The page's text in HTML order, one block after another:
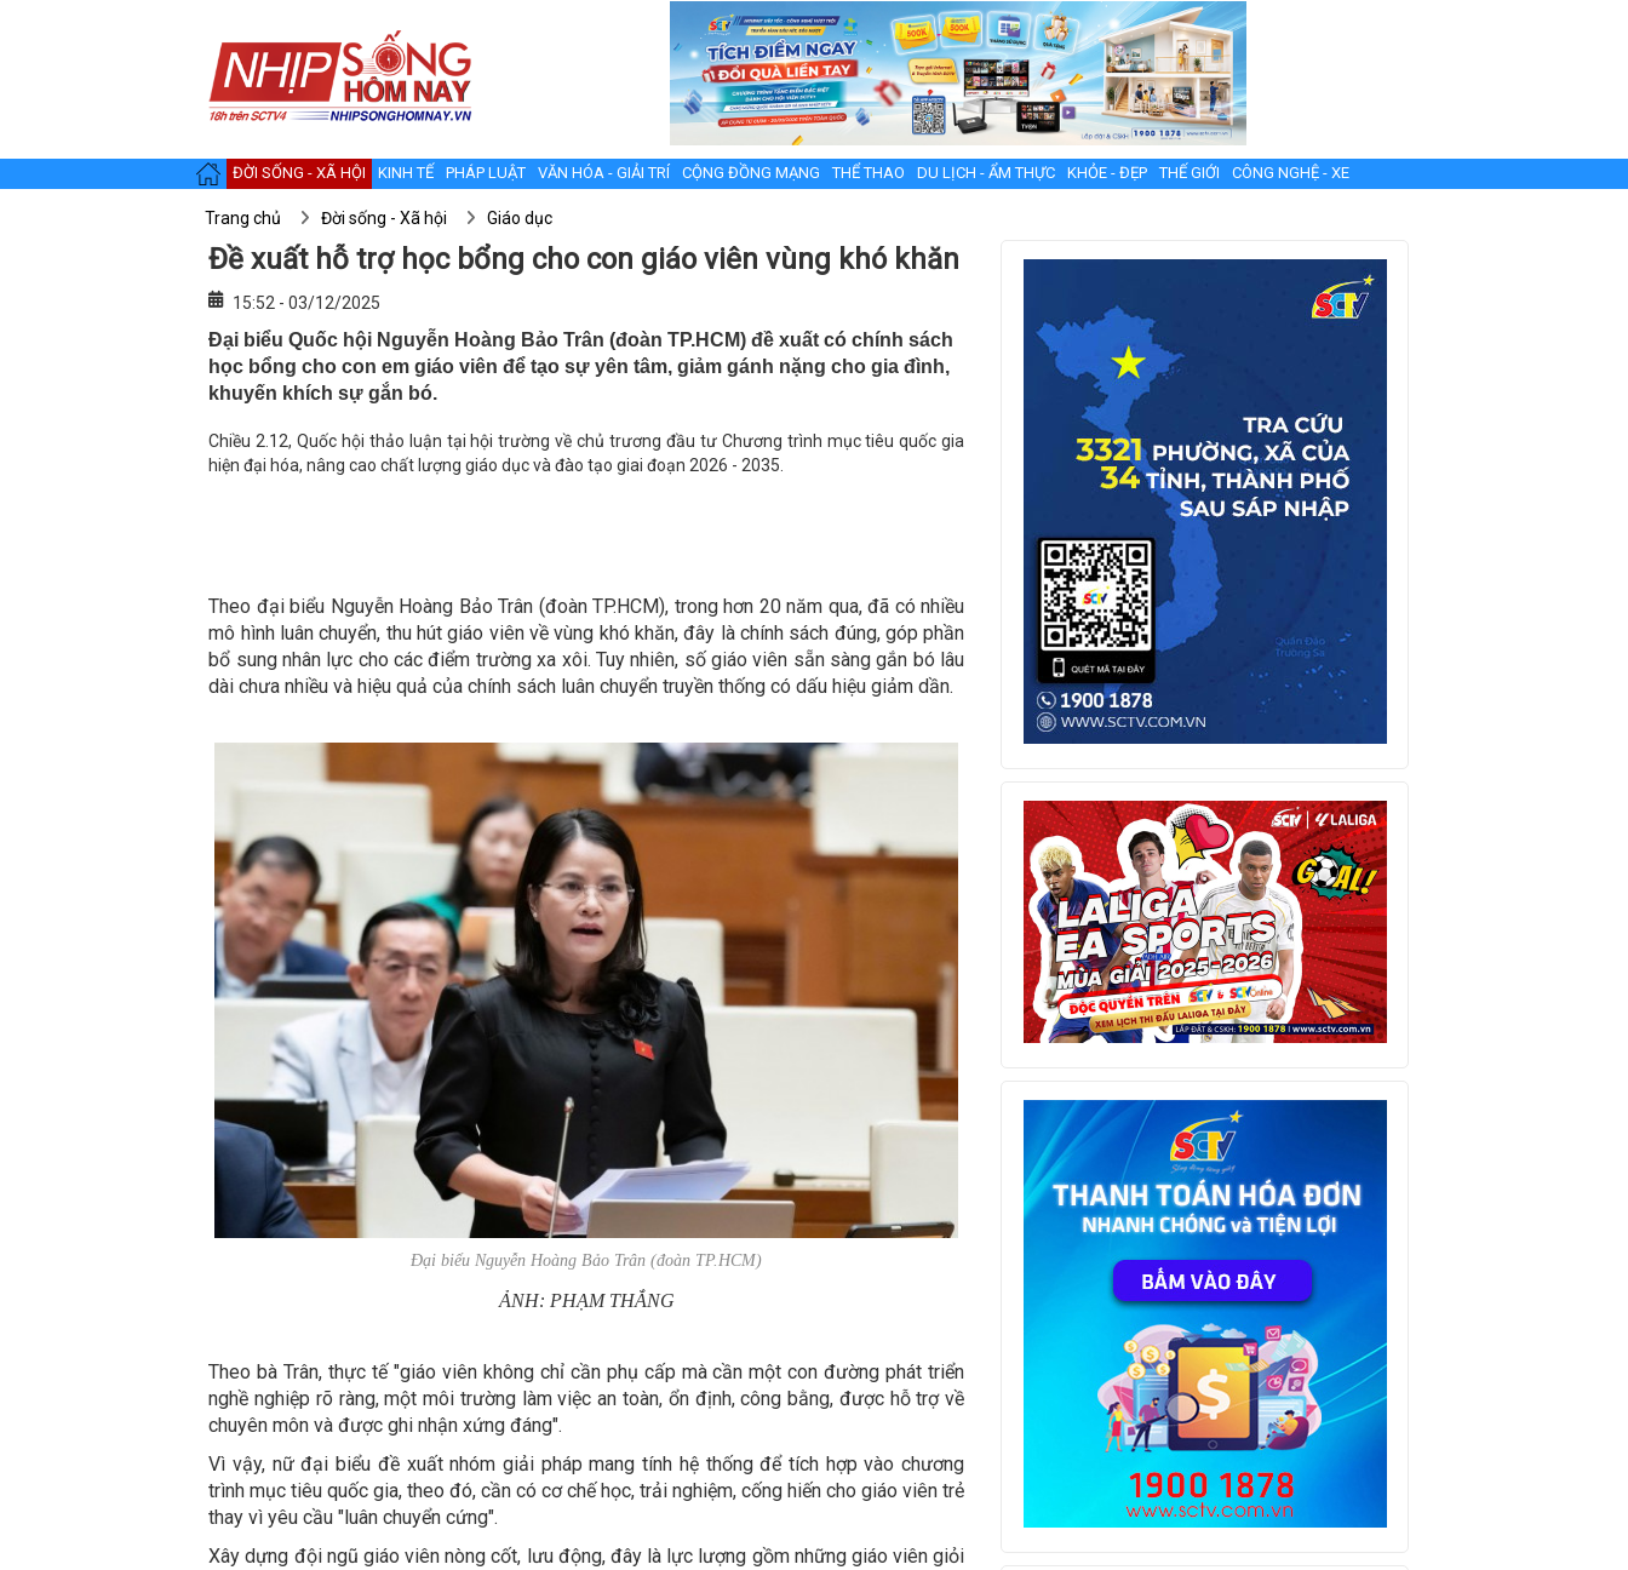
ĐỜI SỐNG - XÃ HỘI KINH TẾ PHÁP LUẬT VĂN HÓA - GIẢI TRÍ CỘNG ĐỒNG MẠNG THỂ THAO DU LỊCH - ẨM THỰC KHỎE - ĐẸP THẾ GIỚI CÔNG NGHỆ - XE
Trang chủ Đời sống - Xã hội Giáo dục
Đề xuất hỗ trợ học bổng cho con giáo viên vùng khó khăn
15:52 - 03/12/2025
Đại biểu Quốc hội Nguyễn Hoàng Bảo Trân (đoàn TP.HCM) đề xuất có chính sách
học bổng cho con em giáo viên để tạo sự yên tâm, giảm gánh nặng cho gia đình,
khuyến khích sự gắn bó.
Chiều 2.12, Quốc hội thảo luận tại hội trường về chủ trương đầu tư Chương trình mục tiêu quốc gia
hiện đại hóa, nâng cao chất lượng giáo dục và đào tạo giai đoạn 2026 - 2035.
Theo đại biểu Nguyễn Hoàng Bảo Trân (đoàn TP.HCM), trong hơn 20 năm qua, đã có nhiều
mô hình luân chuyển, thu hút giáo viên về vùng khó khăn, đây là chính sách đúng, góp phần
bổ sung nhân lực cho các điểm trường xa xôi. Tuy nhiên, số giáo viên sẵn sàng gắn bó lâu
dài chưa nhiều và hiệu quả của chính sách luân chuyển truyền thống có dấu hiệu giảm dần.
Đại biểu Nguyễn Hoàng Bảo Trân (đoàn TP.HCM)
ẢNH: PHẠM THẮNG
Theo bà Trân, thực tế "giáo viên không chỉ cần phụ cấp mà cần một con đường phát triển
nghề nghiệp rõ ràng, một môi trường làm việc an toàn, ổn định, công bằng, được hỗ trợ về
chuyên môn và được ghi nhận xứng đáng".
Vì vậy, nữ đại biểu đề xuất nhóm giải pháp mang tính hệ thống để tích hợp vào chương
trình mục tiêu quốc gia, theo đó, cần có cơ chế học, trải nghiệm, cống hiến cho giáo viên trẻ
thay vì yêu cầu "luân chuyển cứng".
Xây dựng đội ngũ giáo viên nòng cốt, lưu động, đây là lực lượng gồm những giáo viên giỏi